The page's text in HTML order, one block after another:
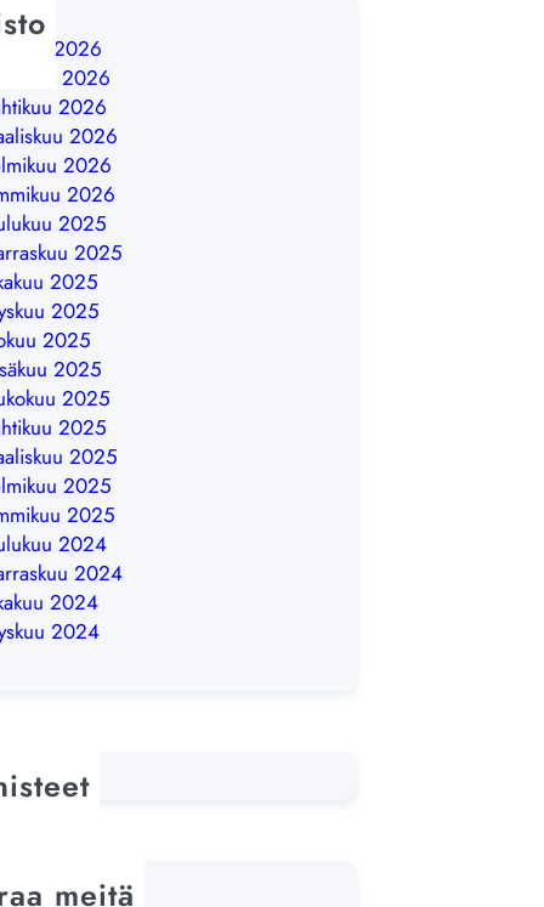
2026
2026
2026
2026
2026
2026
2025
2025
2025
2025
2025
2025
2025
2025
2025
2025
2025
2024
2024
2024
2024
meitä